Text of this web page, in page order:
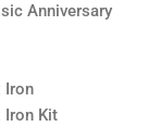
Anniversary
Iron
Iron Kit